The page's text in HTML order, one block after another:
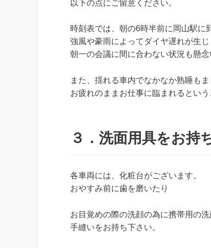
以下の点にご留意ください。
時刻表では、朝の6時半前に岡山駅に
強風や豪雨によってダイヤ遅れが生じ
朝一の会議に間に合わない状況も懸念
また、揺れる車内でなかなか熟睡も
お疲れのままお仕事に臨まれるとい
３．洗面用具をお持
各車両には、化粧台がございます。
おやすみ前に歯を磨いたり
お目覚めの際の洗顔の為に携帯用の
手縫いをお持ち下さい。